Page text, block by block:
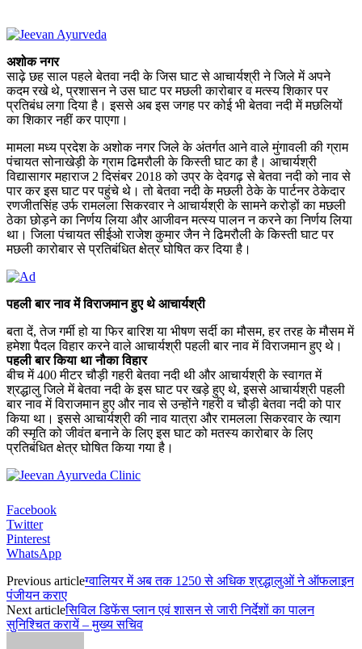
अशोक नगर
साढ़े छह साल पहले बेतवा नदी के जिस घाट से आचार्यश्री ने जिले में अपने
कदम रखे थे, प्रशासन ने उस घाट पर मछली कारोबार व मत्स्य शिकार पर
प्रतिबंध लगा दिया है। इससे अब इस जगह पर कोई भी बेतवा नदी में मछलियों
का शिकार नहीं कर पाएगा।
मामला मध्य प्रदेश के अशोक नगर जिले के अंतर्गत आने वाले मुंगावली की ग्राम
पंचायत सोनाखेड़ी के ग्राम ढिमरौली के किस्ती घाट का है। आचार्यश्री
विद्यासागर महाराज 2 दिसंबर 2018 को उप्र के देवगढ़ से बेतवा नदी को नाव से
पार कर इस घाट पर पहुंचे थे। तो बेतवा नदी के मछली ठेके के पार्टनर ठेकेदार
रणजीतसिंह उर्फ रामलला सिकरवार ने आचार्यश्री के सामने करोड़ों का मछली
ठेका छोड़ने का निर्णय लिया और आजीवन मत्स्य पालन न करने का निर्णय लिया
था। जिला पंचायत सीईओ राजेश कुमार जैन ने ढिमरौली के किस्ती घाट पर
मछली कारोबार से प्रतिबंधित क्षेत्र घोषित कर दिया है।
पहली बार नाव में विराजमान हुए थे आचार्यश्री
बता दें, तेज गर्मी हो या फिर बारिश या भीषण सर्दी का मौसम, हर तरह के मौसम में
हमेशा पैदल विहार करने वाले आचार्यश्री पहली बार नाव में विराजमान हुए थे।
पहली बार किया था नौका विहार
बीच में 400 मीटर चौड़ी गहरी बेतवा नदी थी और आचार्यश्री के स्वागत में
श्रद्धालु जिले में बेतवा नदी के इस घाट पर खड़े हुए थे, इससे आचार्यश्री पहली
बार नाव में विराजमान हुए और नाव से उन्होंने गहरी व चौड़ी बेतवा नदी को पार
किया था। इससे आचार्यश्री की नाव यात्रा और रामलला सिकरवार के त्याग
की स्मृति को जीवंत बनाने के लिए इस घाट को मतस्य कारोबार के लिए
प्रतिबंधित क्षेत्र घोषित किया गया है।
Facebook
Twitter
Pinterest
WhatsApp
Previous articleग्वालियर में अब तक 1250 से अधिक श्रद्धालुओं ने ऑफलाइन
पंजीयन कराए
Next articleसिविल डिफेंस प्लान एवं शासन से जारी निर्देशों का पालन
सुनिश्चित करायें – मुख्य सचिव